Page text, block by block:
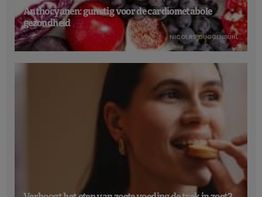
Anthocyanen: gunstig voor de cardiometabole
gezondheid
NICOLAS GUGGENBÜHL